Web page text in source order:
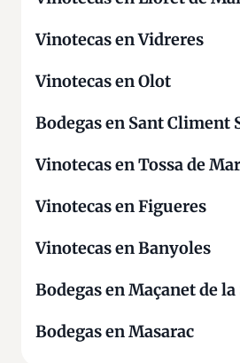
Vinotecas en Vidreres
Vinotecas en Olot
Bodegas en Sant Climent
Vinotecas en Tossa de Mar
Vinotecas en Figueres
Vinotecas en Banyoles
Bodegas en Maçanet de la
Bodegas en Masarac